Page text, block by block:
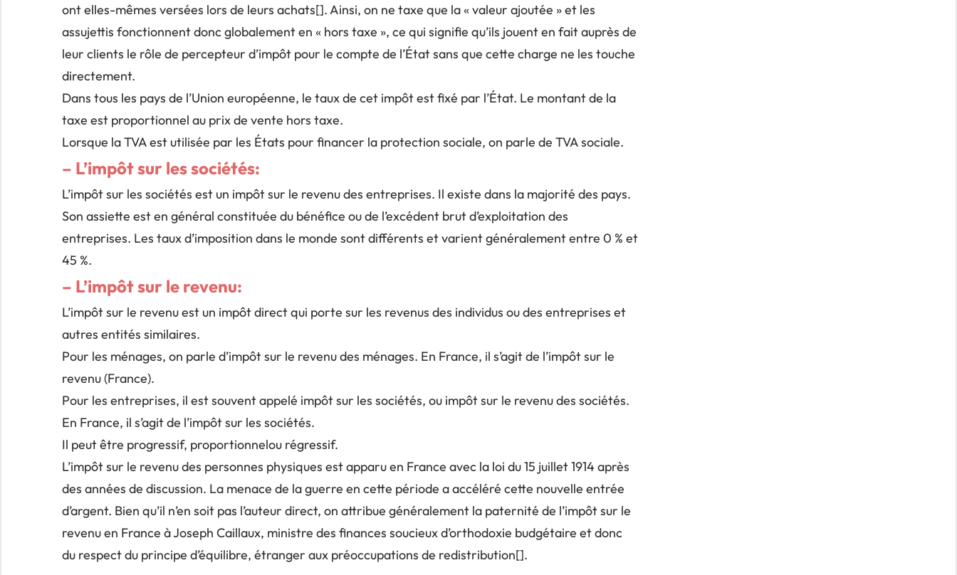
ont elles-mêmes versées lors de leurs achats[]. Ainsi, on ne taxe que la « valeur ajoutée » et les
assujettis fonctionnent donc globalement en « hors taxe », ce qui signifie qu’ils jouent en fait auprès de
leur clients le rôle de percepteur d’impôt pour le compte de l’État sans que cette charge ne les touche
directement.
Dans tous les pays de l’Union européenne, le taux de cet impôt est fixé par l’État. Le montant de la
taxe est proportionnel au prix de vente hors taxe.
Lorsque la TVA est utilisée par les États pour financer la protection sociale, on parle de TVA sociale.
– L’impôt sur les sociétés:
L’impôt sur les sociétés est un impôt sur le revenu des entreprises. Il existe dans la majorité des pays.
Son assiette est en général constituée du bénéfice ou de l’excédent brut d’exploitation des
entreprises. Les taux d’imposition dans le monde sont différents et varient généralement entre 0 % et
45 %.
– L’impôt sur le revenu:
L’impôt sur le revenu est un impôt direct qui porte sur les revenus des individus ou des entreprises et
autres entités similaires.
Pour les ménages, on parle d’impôt sur le revenu des ménages. En France, il s’agit de l’impôt sur le
revenu (France).
Pour les entreprises, il est souvent appelé impôt sur les sociétés, ou impôt sur le revenu des sociétés.
En France, il s’agit de l’impôt sur les sociétés.
Il peut être progressif, proportionnelou régressif.
L’impôt sur le revenu des personnes physiques est apparu en France avec la loi du 15 juillet 1914 après
des années de discussion. La menace de la guerre en cette période a accéléré cette nouvelle entrée
d’argent. Bien qu’il n’en soit pas l’auteur direct, on attribue généralement la paternité de l’impôt sur le
revenu en France à Joseph Caillaux, ministre des finances soucieux d’orthodoxie budgétaire et donc
du respect du principe d’équilibre, étranger aux préoccupations de redistribution[].